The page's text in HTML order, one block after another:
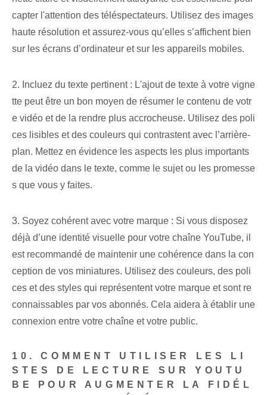
capter l'attention des téléspectateurs. Utilisez des images
haute résolution et assurez-vous qu’elles s’affichent bien
sur les écrans d’ordinateur et sur les appareils mobiles.
2. Incluez du texte pertinent : L'ajout de texte à votre vigne
tte peut être un bon moyen de résumer le contenu de votr
e vidéo et de la rendre plus accrocheuse. Utilisez des poli
ces lisibles et des couleurs qui contrastent avec l’arrière-
plan. Mettez en évidence les aspects les plus importants
de la vidéo dans le texte, comme le sujet ou les promesse
s que vous y faites.
3. Soyez cohérent avec votre marque : Si vous disposez
déjà d’une identité visuelle pour votre chaîne YouTube, il
est recommandé de maintenir une cohérence dans la con
ception de vos miniatures. Utilisez des couleurs, des poli
ces et des styles qui représentent votre marque et sont re
connaissables par vos abonnés. Cela aidera à établir une
connexion entre votre chaîne et votre public.
10. COMMENT UTILISER LES LI
STES DE LECTURE SUR YOUTU
BE POUR AUGMENTER LA FIDÉL